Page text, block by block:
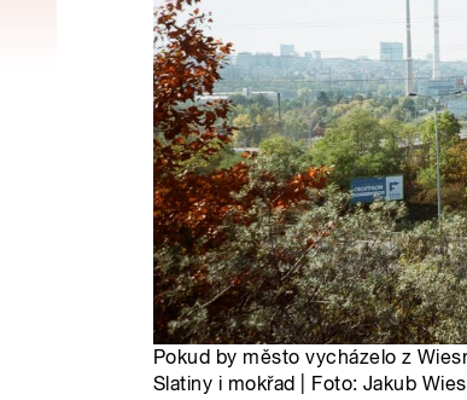
Pokud by město vycházelo z
Slatiny i mokřad | Foto: Jakub